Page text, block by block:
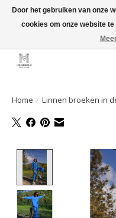
GRATIS verzending vanaf €50
Home / Linnen broeken in
Product
Door het gebruiken van onze
cookies om onze website